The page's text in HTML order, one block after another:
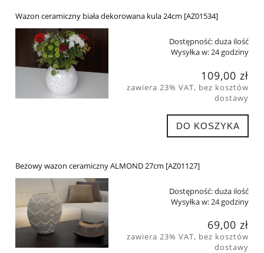
Wazon ceramiczny biała dekorowana kula 24cm [AZ01534]
Dostępność:duża ilość
Wysyłka w:24 godziny
109,00 zł
zawiera 23% VAT, bez kosztów
dostawy
DO KOSZYKA
Beżowy wazon ceramiczny ALMOND 27cm [AZ01127]
Dostępność:duża ilość
Wysyłka w: 24 godziny
69,00 zł
zawiera 23% VAT, bez kosztów
dostawy